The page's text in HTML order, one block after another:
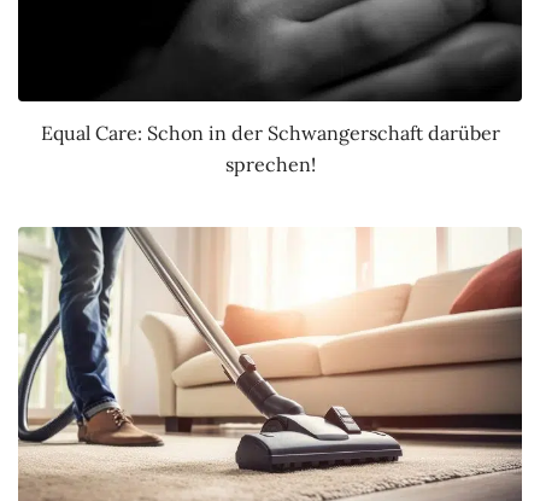
Equal Care: Schon in der Schwangerschaft darüber
sprechen!